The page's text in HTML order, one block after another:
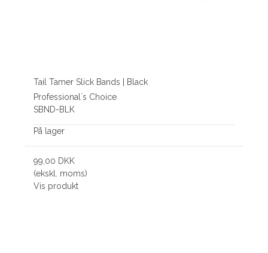
Tail Tamer Slick Bands | Black
Professional´s Choice
SBND-BLK
På lager
99,00 DKK
(ekskl. moms)
Vis produkt